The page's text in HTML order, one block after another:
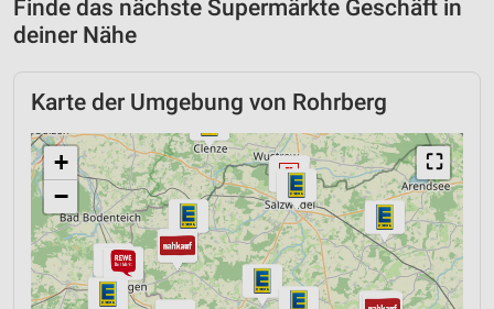
Finde das nächste Supermärkte Geschäft in
deiner Nähe
Karte der Umgebung von Rohrberg
⛶
+
−